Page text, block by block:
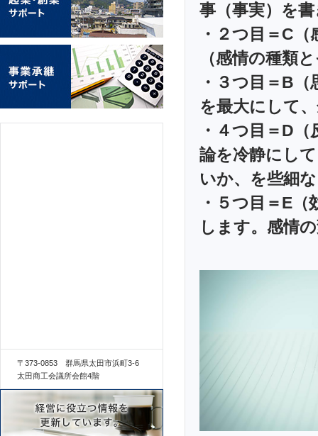
事（事実）を
・２つ目＝C
（感情の種類
・３つ目＝B
を最大にして
・４つ目＝D
論を冷静にし
いか、を些細
・５つ目＝E
します。感情
〒373-0853 群馬県太田市浜町3-6
太田商工会議所会館4階